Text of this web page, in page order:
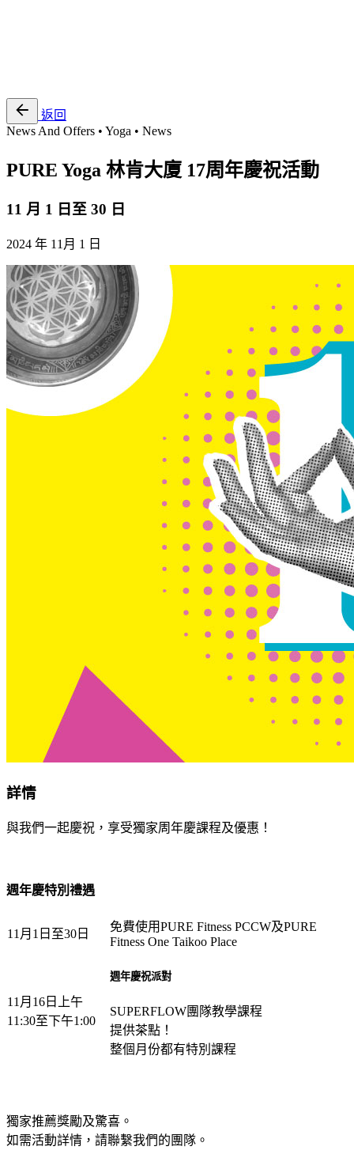
返回
News And Offers • Yoga • News
PURE Yoga 林肯大廈 17周年慶祝活動
11 月 1 日至 30 日
2024 年 11月 1 日
詳情
與我們一起慶祝，享受獨家周年慶課程及優惠！
週年慶特別禮遇
11月1日至30日
免費使用PURE Fitness PCCW及PURE
Fitness One Taikoo Place
11月16日上午
11:30至下午1:00
週年慶祝派對
SUPERFLOW團隊教學課程
提供茶點！
整個月份都有特別課程
獨家推薦獎勵及驚喜。
如需活動詳情，請聯繫我們的團隊。